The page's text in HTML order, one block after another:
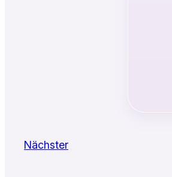
Nächster